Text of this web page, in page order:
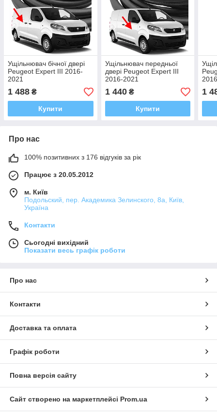
Ущільнювач бічної двері
Peugeot Expert III 2016-
2021
1 488 ₴
Купити
Ущільнювач передньої
двері Peugeot Expert III
2016-2021
1 440₴
Купити
1
Про нас
100% позитивних з 176 відгуків за рік
Працює з 20.05.2012
м. Київ
Подольский, пер. Академика Зелинского, 8а, Київ,
Україна
Контакти
Сьогодні вихідний
Показати весь графік роботи
Про нас
Контакти
Доставка та оплата
Графік роботи
Повна версія сайту
Сайт створено на маркетплейсі Prom.ua